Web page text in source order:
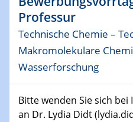
01.03.2024
Podcast-Workshop
Online-Kick-Off
06.03.2024
Dynamics of sessile
ZBT
Professur
Technische Chemie –
Makromolekulare
Wasserforschung
Bitte wenden Sie sich
an Dr. Lydia Didt